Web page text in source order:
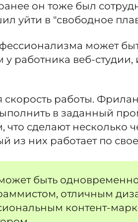
он тоже был
уйти в "свободное
может
работника веб-студии,
скорость работы.
в заданный
что сделают несколько
из них работает по
быть
отличным
контент-